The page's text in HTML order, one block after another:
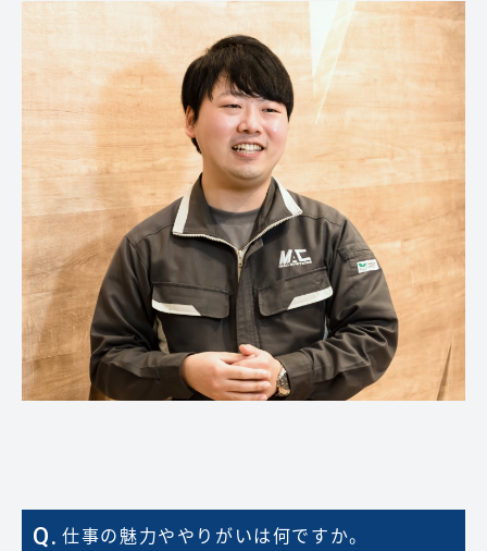
Q. 仕事の魅力ややりがいは何ですか。